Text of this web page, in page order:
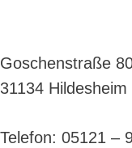
Goschenstraße
31134 Hildesheim
Telefon: 05121 –